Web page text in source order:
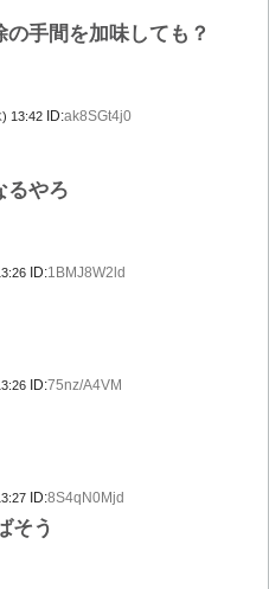
手間を加味しても？
13:42 ID:ak8SGt4j0
るやろ
ID:1BMJ8W2ld
ID:75nz/A4VM
ID:8S4qN0Mjd
そう